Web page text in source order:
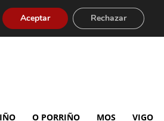
O PORRIÑO MOS VIGO
Aceptar Rechazar